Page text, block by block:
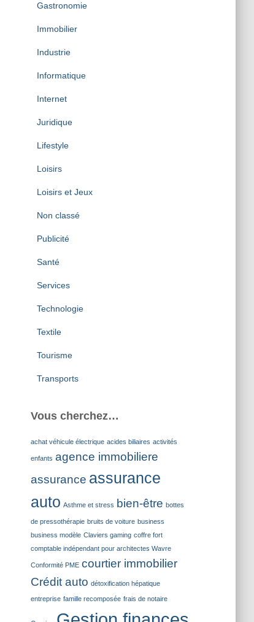
Gastronomie
Immobilier
Industrie
Informatique
Internet
Juridique
Lifestyle
Loisirs
Loisirs et Jeux
Non classé
Publicité
Santé
Services
Technologie
Textile
Tourisme
Transports
Vous cherchez…
achat véhicule électrique acides biliaires activités
enfants agence immobiliere
assurance assurance
auto Asthme et stress bien-être bottes
de pressothérapie bruits de voiture business
business modèle Claviers gaming coffre fort
comptable indépendant pour architectes Wavre
Conformité PME courtier immobilier
Crédit auto détoxification hépatique
entreprise famille recomposée frais de notaire